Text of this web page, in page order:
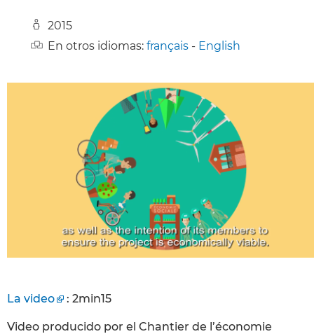
2015
En otros idiomas: français - English
La video : 2min15
Video producido por el Chantier de l’économie